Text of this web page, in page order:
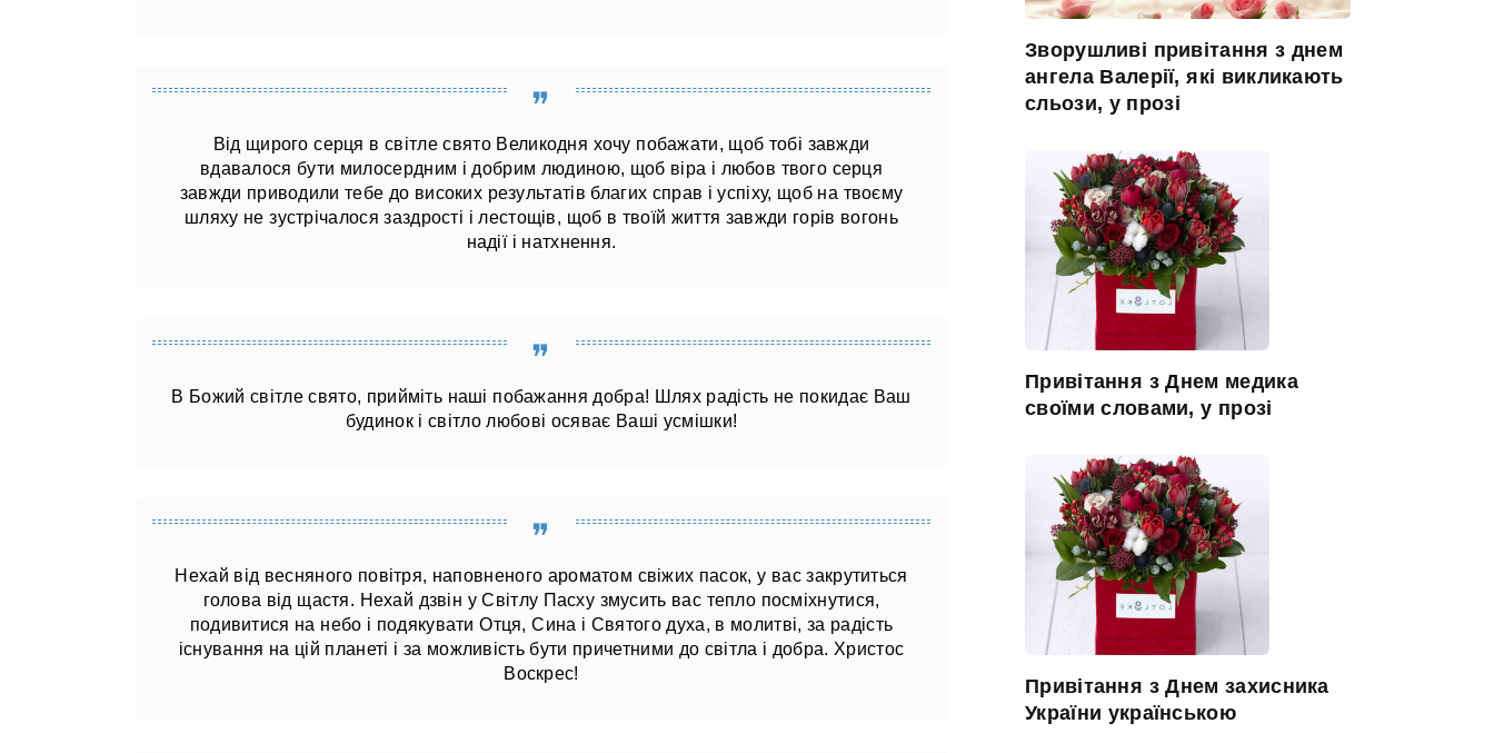
Від щирого серця в світле свято Великодня хочу побажати, щоб тобі завжди
вдавалося бути милосердним і добрим людиною, щоб віра і любов твого серця
завжди приводили тебе до високих результатів благих справ і успіху, щоб на твоєму
шляху не зустрічалося заздрості і лестощів, щоб в твоїй життя завжди горів вогонь
надії і натхнення.
В Божий світле свято, прийміть наші побажання добра! Шлях радість не покидає Ваш
будинок і світло любові осяває Ваші усмішки!
Нехай від весняного повітря, наповненого ароматом свіжих пасок, у вас закрутиться
голова від щастя. Нехай дзвін у Світлу Пасху змусить вас тепло посміхнутися,
подивитися на небо і подякувати Отця, Сина і Святого духа, в молитві, за радість
існування на цій планеті і за можливість бути причетними до світла і добра. Христос
Воскрес!
Зворушливі привітання з днем
ангела Валерії, які викликають
сльози, у прозі
Привітання з Днем медика
своїми словами, у прозі
Привітання з Днем захисника
України українською